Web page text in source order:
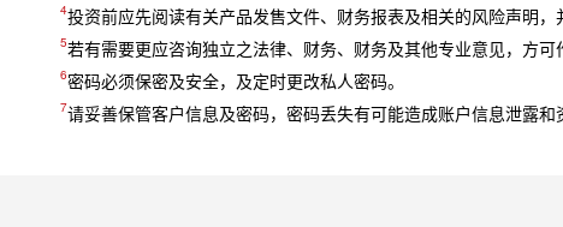
4投资前应先阅读有关产品发售文件、财务报表及相关的风险声明
5若有需要更应咨询独立之法律、财务、财务及其他专业意见，方可
6密码必须保密及安全，及定时更改私人密码。
7请妥善保管客户信息及密码，密码丢失有可能造成账户信息泄露和